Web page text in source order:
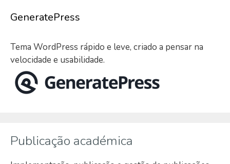
GeneratePress
Tema WordPress rápido e leve, criado a pensar na
velocidade e usabilidade.
Publicação académica